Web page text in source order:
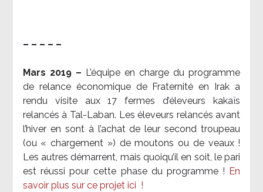
– – – – –
Mars 2019 – L’équipe en charge du programme
de relance économique de Fraternité en Irak a
rendu visite aux 17 fermes d’éleveurs kakaïs
relancés à Tal-Laban. Les éleveurs relancés avant
l’hiver en sont à l’achat de leur second troupeau
(ou « chargement ») de moutons ou de veaux !
Les autres démarrent, mais quoiqu’il en soit, le pari
est réussi pour cette phase du programme ! En
savoir plus sur ce projet ici !